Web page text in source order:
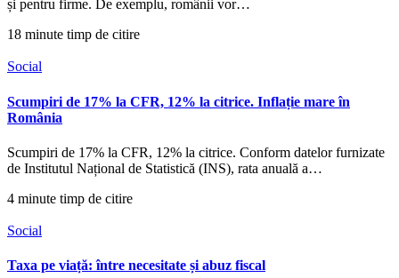
și pentru firme. De exemplu, românii vor…
18 minute timp de citire
Social
Scumpiri de 17% la CFR, 12% la citrice. Inflație mare în
România
Scumpiri de 17% la CFR, 12% la citrice. Conform datelor furnizate
de Institutul Național de Statistică (INS), rata anuală a…
4 minute timp de citire
Social
Taxa pe viață: între necesitate și abuz fiscal